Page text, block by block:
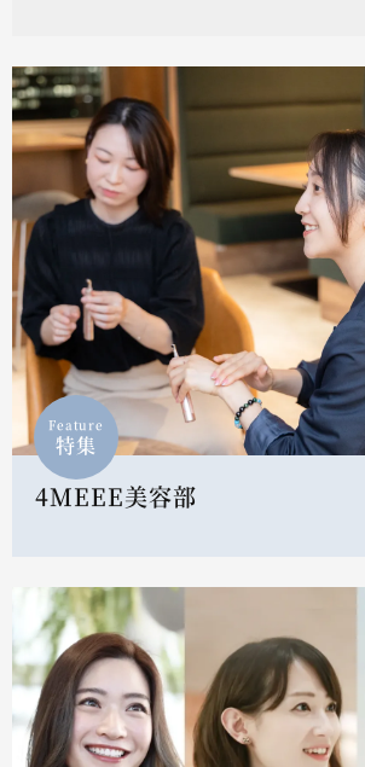
Feature
特集
4MEEE美容部